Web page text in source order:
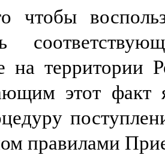
чтобы
на территории
этот факт
правилами